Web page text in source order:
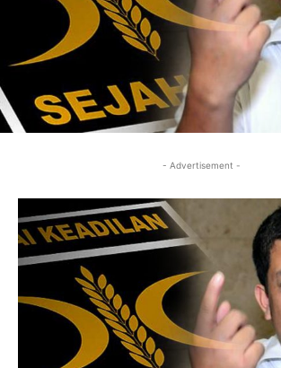
- Advertisement -